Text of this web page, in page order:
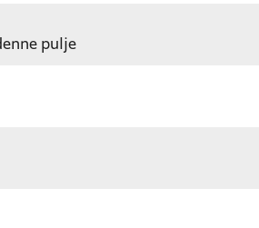
pulje